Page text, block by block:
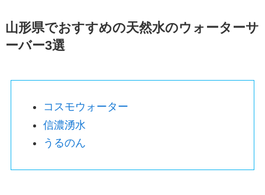
山形県でおすすめの天然水のウォーターサ
ーバー3選
コスモウォーター
信濃湧水
うるのん